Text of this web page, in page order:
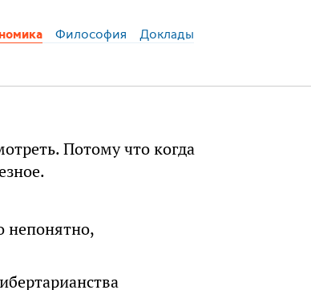
Философия Доклады
Потому что когда
непонятно,